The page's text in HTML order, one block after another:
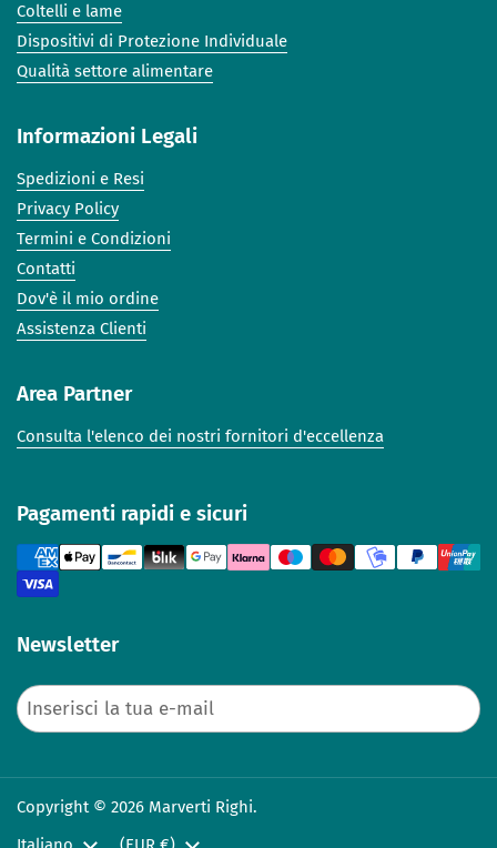
Coltelli e lame
Dispositivi di Protezione Individuale
Qualità settore alimentare
Informazioni Legali
Spedizioni e Resi
Privacy Policy
Termini e Condizioni
Contatti
Dov'è il mio ordine
Assistenza Clienti
Area Partner
Consulta l'elenco dei nostri fornitori d'eccellenza
Pagamenti rapidi e sicuri
Newsletter
Copyright © 2026 Marverti Righi.